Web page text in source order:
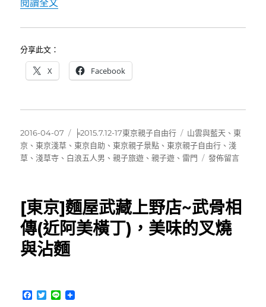
閱讀全文
分享此文：
X Facebook
發
佈
日
2016-04-07
分
類
╞2015.7.12-17東京親子自由行
標
籤
山雲與藍天 、 東
京 、 東京淺草 、 東京自助 、 東京親子景點 、 東京親子自由行 、淺
草 、淺草寺 、 白浪五人男 、親子旅遊 、親子遊 、 雷門
在
子
自
由
發佈留言
[東京]麵屋武藏上野店~武骨相
傳(近阿美橫丁)，美味的叉燒
與沾麵
F
T
L